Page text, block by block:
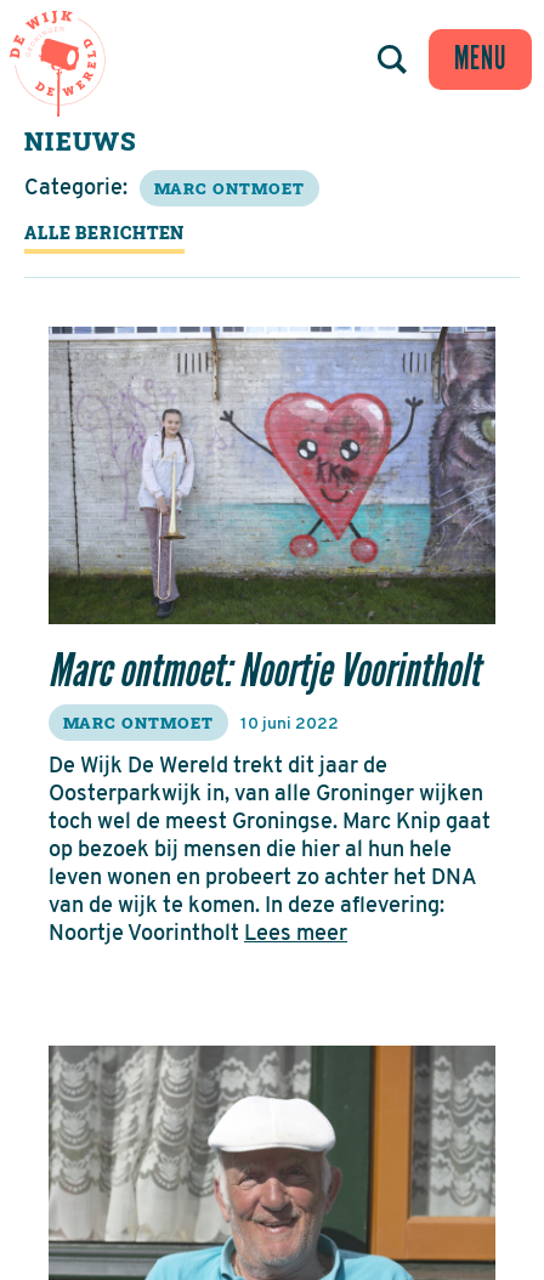
MENU
NIEUWS
Categorie: MARC ONTMOET
ALLE BERICHTEN
Marc ontmoet: Noortje Voorintholt
MARC ONTMOET 10 juni 2022
De Wijk De Wereld trekt dit jaar de
Oosterparkwijk in, van alle Groninger wijken
toch wel de meest Groningse. Marc Knip gaat
op bezoek bij mensen die hier al hun hele
leven wonen en probeert zo achter het DNA
van de wijk te komen. In deze aflevering:
Noortje Voorintholt Lees meer